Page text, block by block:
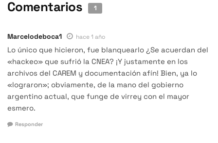
Comentarios 1
Marcelodeboca1 hace 1 año
Lo único que hicieron, fue blanquearlo ¿Se acuerdan del
«hackeo» que sufrió la CNEA? ¡Y justamente en los
archivos del CAREM y documentación afín! Bien, ya lo
«lograron»; obviamente, de la mano del gobierno
argentino actual, que funge de virrey con el mayor
esmero.
Responder